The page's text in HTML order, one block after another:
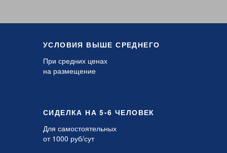
УСЛОВИЯ ВЫШЕ СРЕДНЕГО
При средних ценах
на размещение
СИДЕЛКА НА 5-6 ЧЕЛОВЕК
Для самостоятельных
от 1000 руб/сут